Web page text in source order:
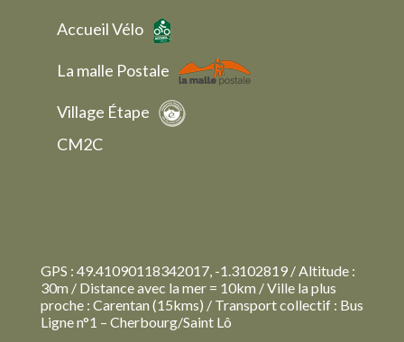
Accueil Vélo
La malle Postale
Village Étape
CM2C
GPS : 49.41090118342017, -1.3102819 / Altitude :
30m / Distance avec la mer = 10km / Ville la plus
proche : Carentan (15kms) / Transport collectif : Bus
Ligne n°1 – Cherbourg/Saint Lô